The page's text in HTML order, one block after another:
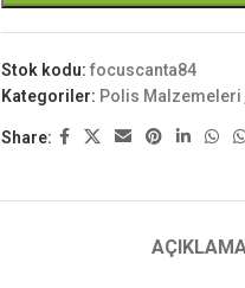
Stok kodu:focuscanta84
Kategoriler: Polis Malzemeleri
Share: